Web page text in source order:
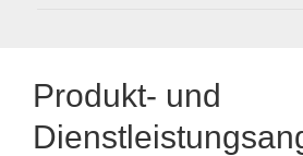
Produkt- und